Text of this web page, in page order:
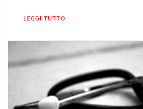
LEGGI TUTTO